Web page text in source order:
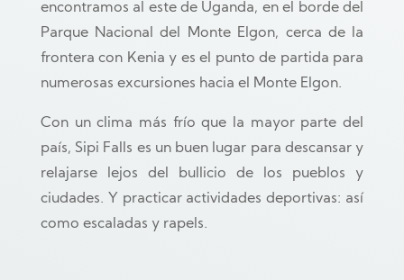
encontramos al este de Uganda, en el borde del
Parque Nacional del Monte Elgon, cerca de la
frontera con Kenia y es el punto de partida para
numerosas excursiones hacia el Monte Elgon.
Con un clima más frío que la mayor parte del
país, Sipi Falls es un buen lugar para descansar y
relajarse lejos del bullicio de los pueblos y
ciudades. Y practicar actividades deportivas: así
como escaladas y rapels.